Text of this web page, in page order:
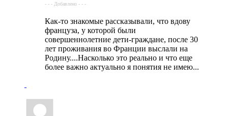
- - - Добавлено - - -
Как-то знакомые рассказывали, что вдову
француза, у которой были
совершеннолетние дети-граждане, после 30
лет проживания во Франции выслали на
Родину....Насколько это реально и что еще
более важно актуально я понятия не имею...